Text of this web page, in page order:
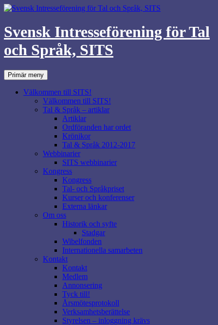
Svensk Intresseförening för Tal
och Språk, SITS
SökPrimär meny
till
innehåll
Välkommen till SITS!
Välkommen till SITS!
Tal & Språk – artiklar
Artiklar
Ordföranden har ordet
Krönikor
Tal & Språk 2012-2017
Webbinarier
SITS webbinarier
Kongress
Kongress
Tal- och Språkpriset
Kurser och konferenser
Externa länkar
Om oss
Historik och syfte
Stadgar
Wibelfonden
Internationella samarbeten
Kontakt
Kontakt
Medlem
Annonsering
Tyck till!
Årsmötesprotokoll
Verksamhetsberättelse
Styrelsen – inloggning krävs